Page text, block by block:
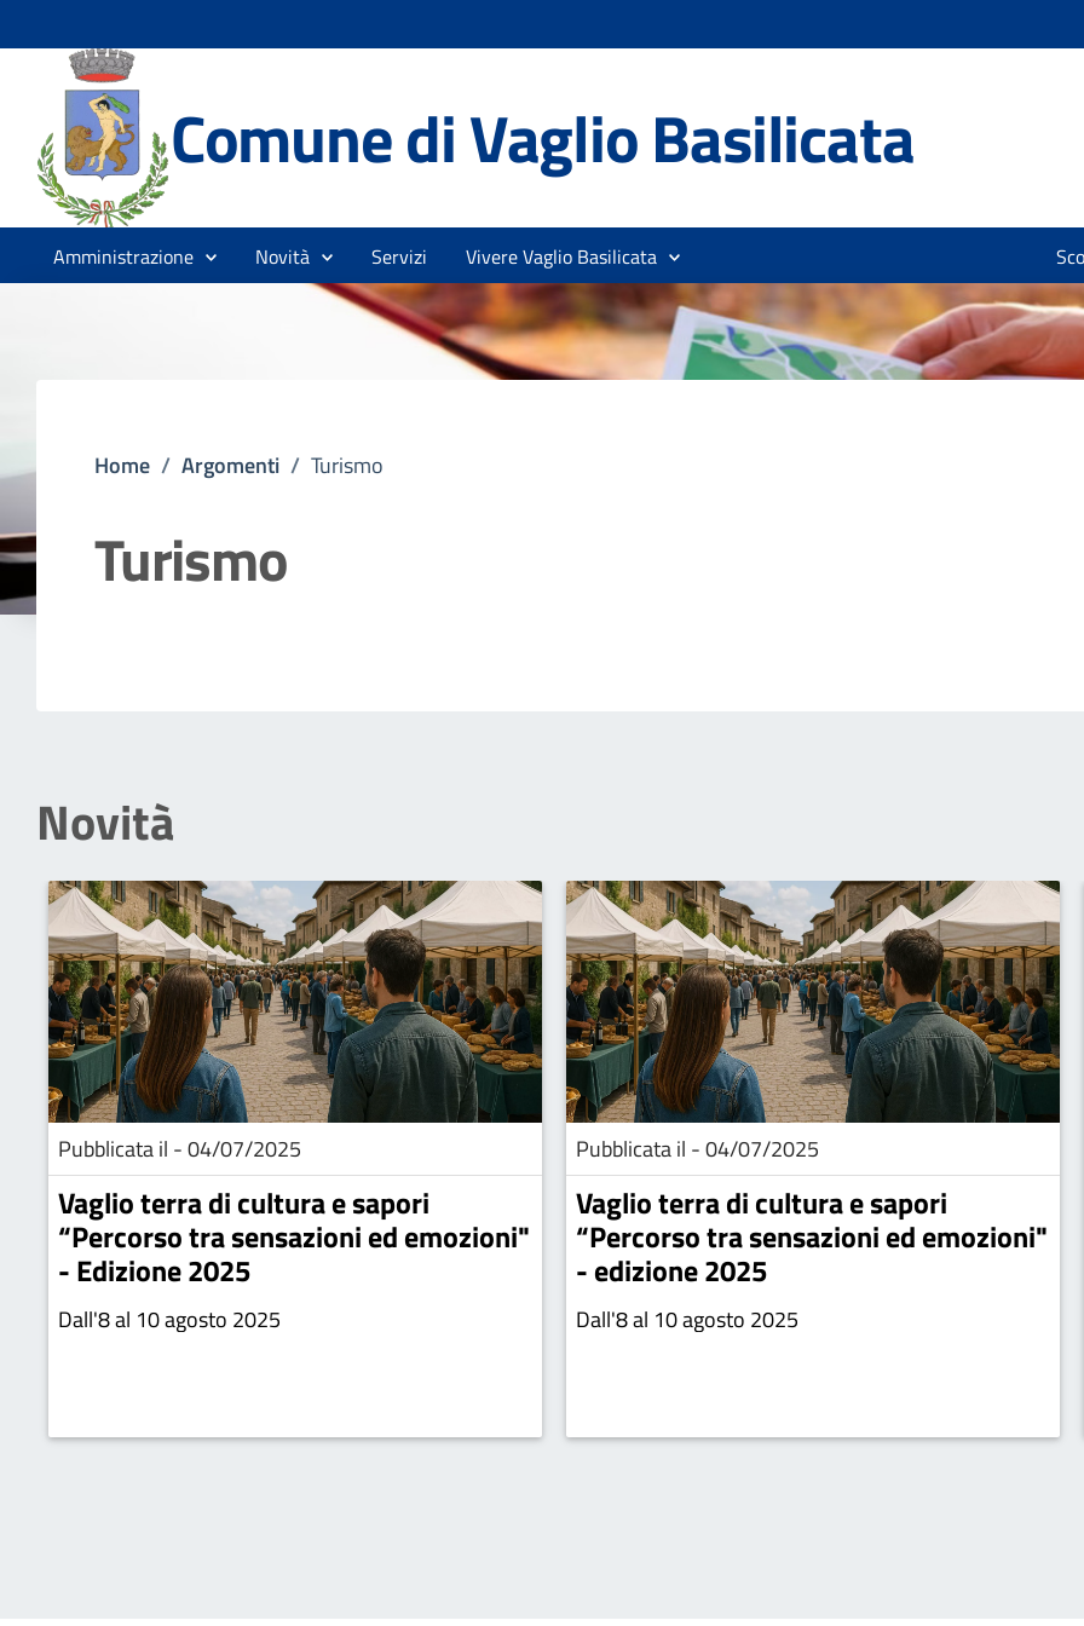
Comune di Vaglio Basilicata
Amministrazione Novità Servizi Vivere Vaglio Basilicata
Home / Argomenti / Turismo
Turismo
Novità
Pubblicata il - 04/07/2025
Vaglio terra di cultura e sapori
“Percorso tra sensazioni ed emozioni"
- Edizione 2025
Dall'8 al 10 agosto 2025
Pubblicata il - 04/07/2025
Vaglio terra di cultura e sapori
“Percorso tra sensazioni ed emozioni"
- edizione 2025
Dall'8 al 10 agosto 2025